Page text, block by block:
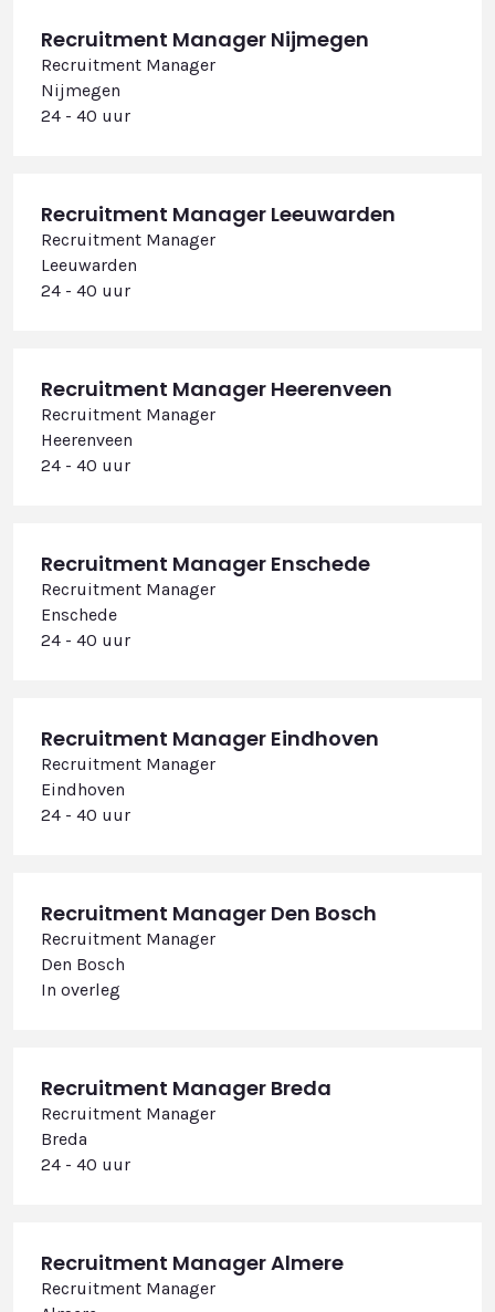
Recruitment Manager Nijmegen
Recruitment Manager
Nijmegen
24 - 40 uur
Recruitment Manager Leeuwarden
Recruitment Manager
Leeuwarden
24 - 40 uur
Recruitment Manager Heerenveen
Recruitment Manager
Heerenveen
24 - 40 uur
Recruitment Manager Enschede
Recruitment Manager
Enschede
24 - 40 uur
Recruitment Manager Eindhoven
Recruitment Manager
Eindhoven
24 - 40 uur
Recruitment Manager Den Bosch
Recruitment Manager
Den Bosch
In overleg
Recruitment Manager Breda
Recruitment Manager
Breda
24 - 40 uur
Recruitment Manager Almere
Recruitment Manager